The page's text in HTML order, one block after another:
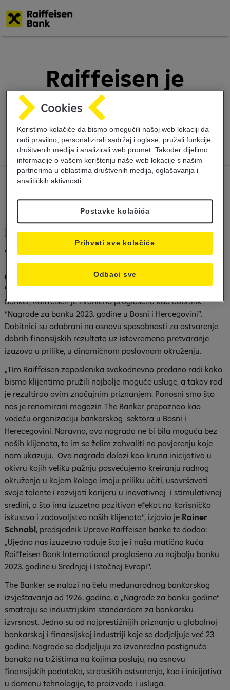
Raiffeisen je
najbolja banka u
Bosni i Hercegovini
The Banker „Nagrade za banku godine“
(Sarajevo, 04.12.2023.) – Na svečanoj ceremoniji dodjele
“Nagrada za banku godine” prestižnog magazina The
Banker, Raiffeisen je zvanično proglašena kao dobitnik
“Nagrade za banku 2023. godine u Bosni i Hercegovini”.
Dobitnici su odabrani na osnovu sposobnosti za ostvarenje
dobrih finansijskih rezultata uz istovremeno pretvaranje
izazova u prilike, u dinamičnom poslovnom okruženju.
„Tim Raiffeisen zaposlenika svakodnevno predano radi kako
bismo klijentima pružili najbolje moguće usluge, a takav rad
je rezultirao ovim značajnim priznanjem. Ponosni smo što
nas je renomirani magazin The Banker prepoznao kao
vodeću organizaciju bankarskog sektora u Bosni i
Herecegovini. Naravno, ova nagrada ne bi bila moguća bez
naših klijenata, te im se želim zahvaliti na povjerenju koje
nam ukazuju. Ova nagrada dolazi kao kruna inicijativa u
okivru kojih veliku pažnju posvećujemo kreiranju radnog
okruženja u kojem kolege imaju priliku učiti, usavršavati
svoje talente i razvijati karijeru u inovativnoj i stimulativnoj
sredini, a što ima izuzetno pozitivan efekat na korisničko
iskustvo i zadovoljstvo naših klijenata“, izjavio je Rainer
Schnabl, predsjednik Uprave Raiffeisen banke te dodao:
„Ujedno nas izuzetno raduje što je i naša matična kuća
Raiffeisen Bank International proglašena za najbolju banku
2023. godine u Srednjoj i Istočnoj Evropi“.
The Banker se nalazi na čelu međunarodnog bankarskog
izvještavanja od 1926. godine, a „Nagrade za banku godine“
smatraju se industrijskim standardom za bankarsku
izvrsnost. Jedno su od najprestižnijih priznanja u globalnoj
bankarskoj i finansijskoj industriji koje se dodjeljuje već 23
godine. Nagrade se dodjeljuju za izvanredna postignuća
banaka na tržištima na kojima posluju, na osnovu
finansijskih podataka, strateških ostvarenja, kao i inicijativa
u domenu tehnologije, te proizvoda i usluga.
Koristimo kolačiće da bismo omogućili našoj web lokaciji da
radi pravilno, personalizirali sadržaj i oglase, pružali funkcije
društvenih medija i analizirali web promet. Također dijelimo
informacije o vašem korištenju naše web lokacije s našim
partnerima u oblastima društvenih medija, oglašavanja i
analitičkih aktivnosti.
Postavke kolačića
Odbaci sve
Prihvati sve kolačiće